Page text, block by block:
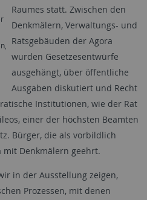
Raumes statt. Zwischen den
Denkmälern, Verwaltungs- und
Ratsgebäuden der Agora
wurden Gesetzesentwürfe
ausgehängt, über öffentliche
Ausgaben diskutiert und Recht
Institutionen, wie der Rat
einer der höchsten Beamten
Bürger, die als vorbildlich
mit Denkmälern geehrt.
in der Ausstellung zeigen,
Prozessen, mit denen